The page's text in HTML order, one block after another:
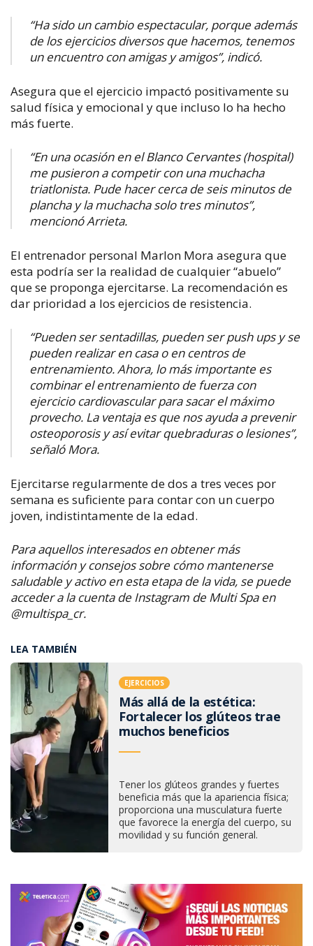
“Ha sido un cambio espectacular, porque además
de los ejercicios diversos que hacemos, tenemos
un encuentro con amigas y amigos”, indicó.
Asegura que el ejercicio impactó positivamente su
salud física y emocional y que incluso lo ha hecho
más fuerte.
“En una ocasión en el Blanco Cervantes (hospital)
me pusieron a competir con una muchacha
triatlonista. Pude hacer cerca de seis minutos de
plancha y la muchacha solo tres minutos”,
mencionó Arrieta.
El entrenador personal Marlon Mora asegura que
esta podría ser la realidad de cualquier “abuelo”
que se proponga ejercitarse. La recomendación es
dar prioridad a los ejercicios de resistencia.
“Pueden ser sentadillas, pueden serpush upsy se
pueden realizar en casa o en centros de
entrenamiento. Ahora, lo más importante es
combinar el entrenamiento de fuerza con
ejercicio cardiovascular para sacar el máximo
provecho. La ventaja es que nos ayuda a prevenir
osteoporosis y así evitar quebraduras o lesiones”,
señaló Mora.
Ejercitarse regularmente de dos a tres veces por
semana es suficiente para contar con un cuerpo
joven, indistintamente de la edad.
Para aquellos interesados en obtener más
información y consejos sobre cómo mantenerse
saludable y activo en esta etapa de la vida, se puede
acceder a la cuenta de Instagram de Multi Spa en
@multispa_cr.
LEA TAMBIÉN
EJERCICIOS
Más allá de la estética:
Fortalecer los glúteos trae
muchos beneficios
Tener los glúteos grandes y fuertes
beneficia más que la apariencia física;
proporciona una musculatura fuerte
que favorece la energía del cuerpo, su
movilidad y su función general.